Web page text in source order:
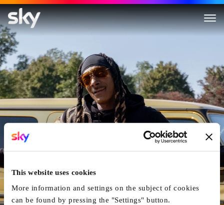
This website uses cookies
More information and settings on the subject of cookies
can be found by pressing the "Settings" button.
The Underdoggs